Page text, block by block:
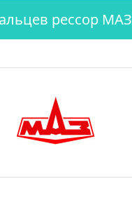
рессор МАЗ